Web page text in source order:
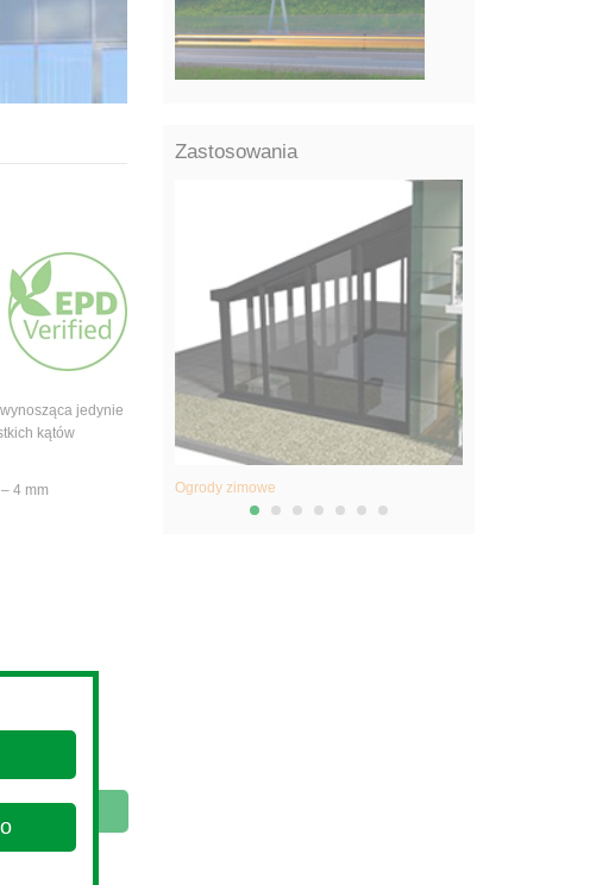
wynosząca jedynie
kątów
4 mm
kliknij tutaj.
PROJEKTY REFERENCYJNE
Zastosowania
Ogrody zimowe